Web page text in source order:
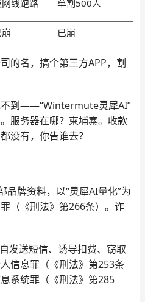
线跑路 单割500人
已崩
的名，搞个第三方APP，割
不到——“Wintermute灵犀AI”
服务器在哪？柬埔寨。收款
没有，你告谁去？
牌资料，以“灵犀AI量化”为
（《刑法》第266条）。诈
送短信、诱导扣费、窃取
信息罪（《刑法》第253条
系统罪（《刑法》第285